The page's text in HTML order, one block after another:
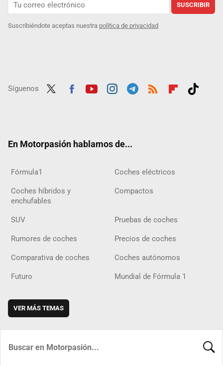
SUSCRIBIR
Suscribiéndote aceptas nuestra política de privacidad
Síguenos
En Motorpasión hablamos de...
Fórmula1 Coches eléctricos
Coches híbridos y
enchufables
Compactos
SUV Pruebas de coches
Rumores de coches Precios de coches
Comparativa de coches Coches autónomos
Futuro Mundial de Fórmula 1
VER MÁS TEMAS